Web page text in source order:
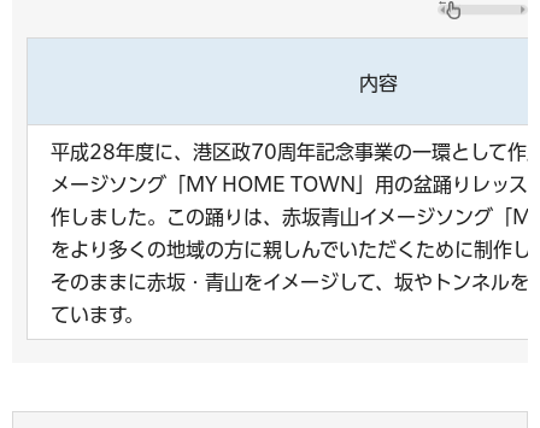
内容
平成28年度に、港区政70周年記念事業の一環として作
メージソング「MY HOME TOWN」用の盆踊りレッス
作しました。この踊りは、赤坂青山イメージソング「
をより多くの地域の方に親しんでいただくために制作し
そのままに赤坂・青山をイメージして、坂やトンネルを
ています。